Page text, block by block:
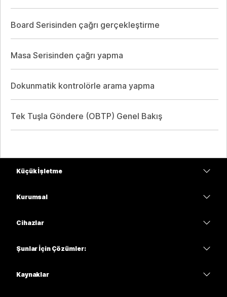
Board Serisinden çağrı gerçekleştirme
Masa Serisinden çağrı yapma
Dokunmatik kontrolörle arama yapma
Tek Tuşla Göndere (OBTP) Genel Bakış
Küçük İşletme
Kurumsal
Cihazlar
Şunlar İçin Çözümler:
Kaynaklar